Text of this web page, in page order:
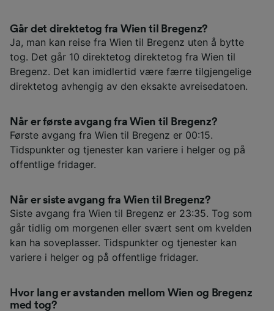
Går det direktetog fra Wien til Bregenz?
Ja, man kan reise fra Wien til Bregenz uten å bytte
tog. Det går 10 direktetog direktetog fra Wien til
Bregenz. Det kan imidlertid være færre tilgjengelige
direktetog avhengig av den eksakte avreisedatoen.
Når er første avgang fra Wien til Bregenz?
Første avgang fra Wien til Bregenz er 00:15.
Tidspunkter og tjenester kan variere i helger og på
offentlige fridager.
Når er siste avgang fra Wien til Bregenz?
Siste avgang fra Wien til Bregenz er 23:35. Tog som
går tidlig om morgenen eller svært sent om kvelden
kan ha soveplasser. Tidspunkter og tjenester kan
variere i helger og på offentlige fridager.
Hvor lang er avstanden mellom Wien og Bregenz
med tog?